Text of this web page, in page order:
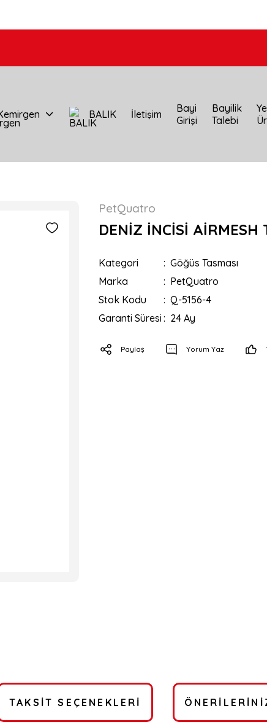
BALIK İletişim
Bayi
Girişi
Bayilik
Talebi
PetQuatro
DENİZ İNCİSİ AİRMESH
Kategori
Göğüs Tasması
Marka
PetQuatro
Stok Kodu
Q-5156-4
Garanti Süresi
24 Ay
Paylaş Yorum Yaz
TAKSIT SEÇENEKLERI